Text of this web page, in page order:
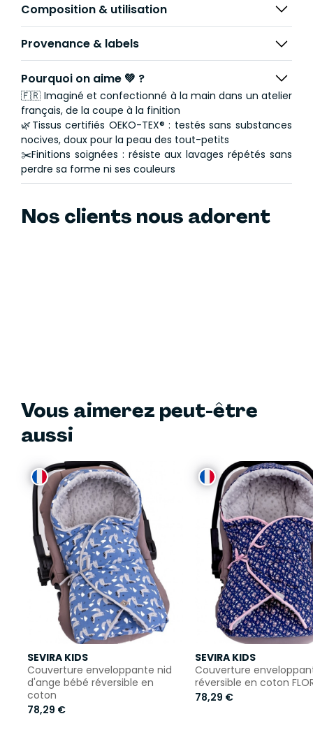
Composition & utilisation
Provenance & labels
Pourquoi on aime 💚 ?
🇫🇷 Imaginé et confectionné à la main dans un atelier
français, de la coupe à la finition
🌿Tissus certifiés OEKO-TEX® : testés sans substances
nocives, doux pour la peau des tout-petits
✂️Finitions soignées : résiste aux lavages répétés sans
perdre sa forme ni ses couleurs
Nos clients nous adorent
Vous aimerez peut-être
aussi
SEVIRA KIDS
Couverture enveloppante nid
d'ange bébé réversible en
coton
78,29 €
SEVIRA KIDS
Couverture
réversible en coton
78,29 €